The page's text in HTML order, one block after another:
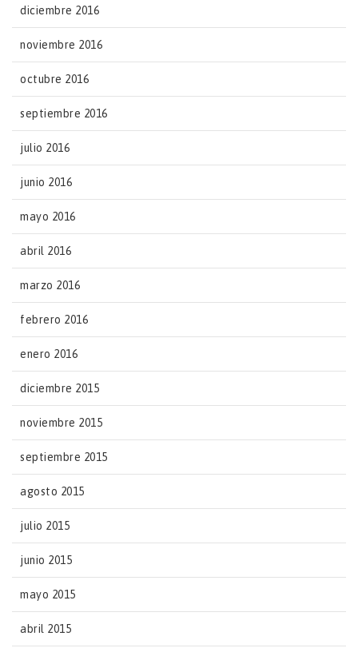
diciembre 2016
noviembre 2016
octubre 2016
septiembre 2016
julio 2016
junio 2016
mayo 2016
abril 2016
marzo 2016
febrero 2016
enero 2016
diciembre 2015
noviembre 2015
septiembre 2015
agosto 2015
julio 2015
junio 2015
mayo 2015
abril 2015